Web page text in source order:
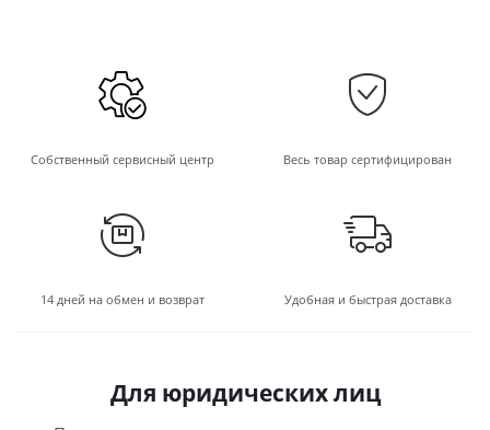
Собственный сервисный центр Весь товар сертифицирован
14 дней на обмен и возврат Удобная и быстрая доставка
Для юридических лиц